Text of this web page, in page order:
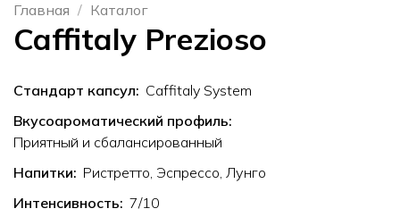
Главная Каталог
Caffitaly Prezioso
Стандарт капсул: Caffitaly System
Вкусоароматический профиль:
Приятный и сбалансированный
Напитки: Ристретто, Эспрессо, Лунго
Интенсивность: 7